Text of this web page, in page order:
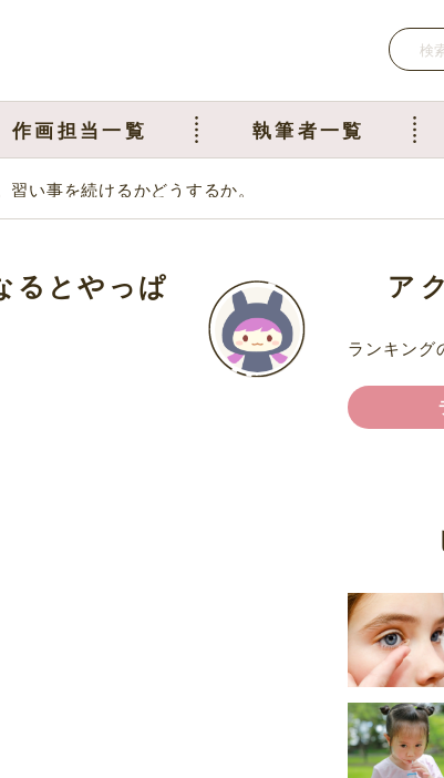
作画担当一覧 執筆者一覧
い事を続けるかどうするか。
るとやっぱ
ア
ランキング